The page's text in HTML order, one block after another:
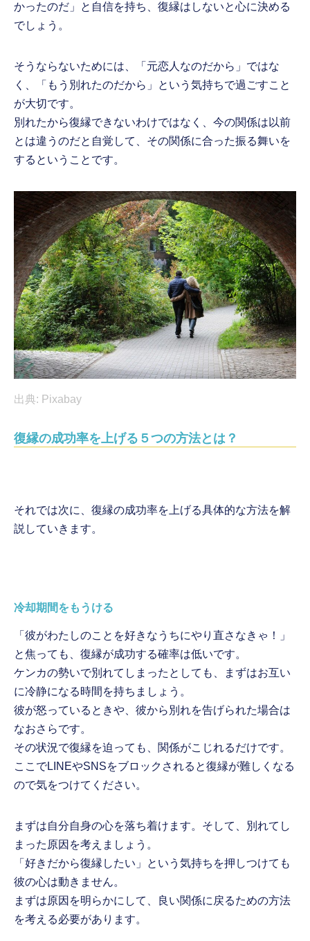
かったのだ」と自信を持ち、復縁はしないと心に決める
でしょう。
そうならないためには、「元恋人なのだから」ではな
く、「もう別れたのだから」という気持ちで過ごすこと
が大切です。
別れたから復縁できないわけではなく、今の関係は以前
とは違うのだと自覚して、その関係に合った振る舞いを
するということです。
出典: Pixabay
復縁の成功率を上げる５つの方法とは？
それでは次に、復縁の成功率を上げる具体的な方法を解
説していきます。
冷却期間をもうける
「彼がわたしのことを好きなうちにやり直さなきゃ！」
と焦っても、復縁が成功する確率は低いです。
ケンカの勢いで別れてしまったとしても、まずはお互い
に冷静になる時間を持ちましょう。
彼が怒っているときや、彼から別れを告げられた場合は
なおさらです。
その状況で復縁を迫っても、関係がこじれるだけです。
ここでLINEやSNSをブロックされると復縁が難しくなる
ので気をつけてください。
まずは自分自身の心を落ち着けます。そして、別れてし
まった原因を考えましょう。
「好きだから復縁したい」という気持ちを押しつけても
彼の心は動きません。
まずは原因を明らかにして、良い関係に戻るための方法
を考える必要があります。